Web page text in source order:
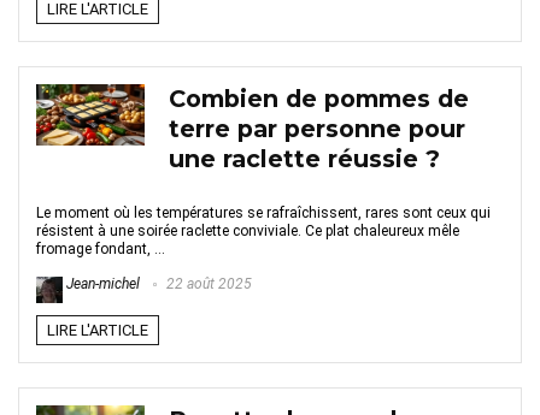
LIRE L'ARTICLE
Combien de pommes de
terre par personne pour
une raclette réussie ?
Le moment où les températures se rafraîchissent, rares sont ceux qui
résistent à une soirée raclette conviviale. Ce plat chaleureux mêle
fromage fondant, ...
Jean-michel 22 août 2025
LIRE L'ARTICLE